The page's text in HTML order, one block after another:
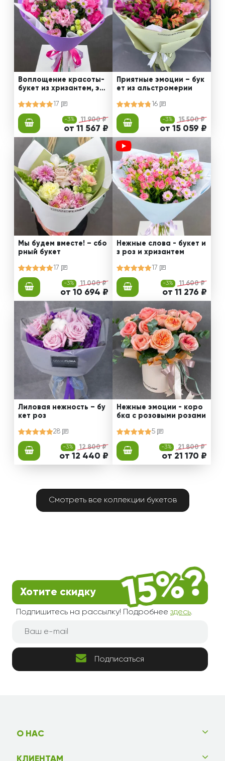
Воплощение красоты-
букет из хризантем, эус
17
-3% 11 900 ₽
от 11 567 ₽
Приятные эмоции – бук
ет из альстромерии
16
-3% 15 500 ₽
от 15 059 ₽
Мы будем вместе! – сбо
рный букет
17
-3% 11 000 ₽
от 10 694 ₽
Нежные слова - букет и
з роз и хризантем
17
-3% 11 600 ₽
от 11 276 ₽
Лиловая нежность – бу
кет роз
28
-3% 12 800 ₽
от 12 440 ₽
Нежные эмоции - коро
бка с розовыми розами
5
-3% 21 800 ₽
от 21 170 ₽
Смотреть все коллекции букетов
Хотите скидку
Подпишитесь на рассылку! Подробнее здесь.
Подписаться
О НАС
КЛИЕНТАМ